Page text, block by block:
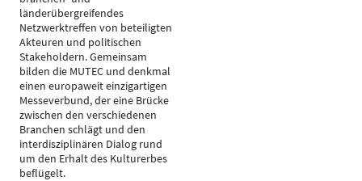
länderübergreifendes
Netzwerktreffen von beteiligten
Akteuren und politischen
Stakeholdern. Gemeinsam
bilden die MUTEC und denkmal
einen europaweit einzigartigen
Messeverbund, der eine Brücke
zwischen den verschiedenen
Branchen schlägt und den
interdisziplinären Dialog rund
um den Erhalt des Kulturerbes
beflügelt.